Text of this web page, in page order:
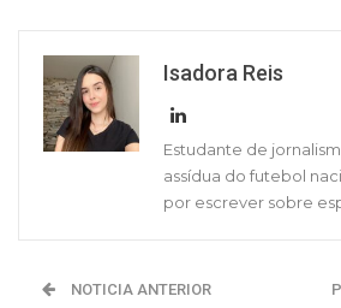
Isadora Reis
Estudante de
assídua do futebol
por escrever sobre
NOTICIA ANTERIOR